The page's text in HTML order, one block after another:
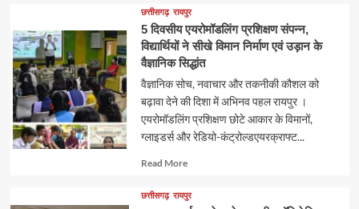
about
छत्तीसगढ़ रायपुर
5 दिवसीय एयरोमॉडलिंग प्रशिक्षण संपन्न,
विद्यार्थियों ने सीखे विमान निर्माण एवं उड़ान के
वैज्ञानिक सिद्धांत
वैज्ञानिक सोच, नवाचार और तकनीकी कौशल को
बढ़ावा देने की दिशा में अभिनव पहल रायपुर ।
एयरोमॉडलिंग प्रशिक्षण छोटे आकार के विमानों,
ग्लाइडर्स और रेडियो-कंट्रोल्डएयरक्राफ्ट...
Read MoreRead
about
छत्तीसगढ़ रायपुर